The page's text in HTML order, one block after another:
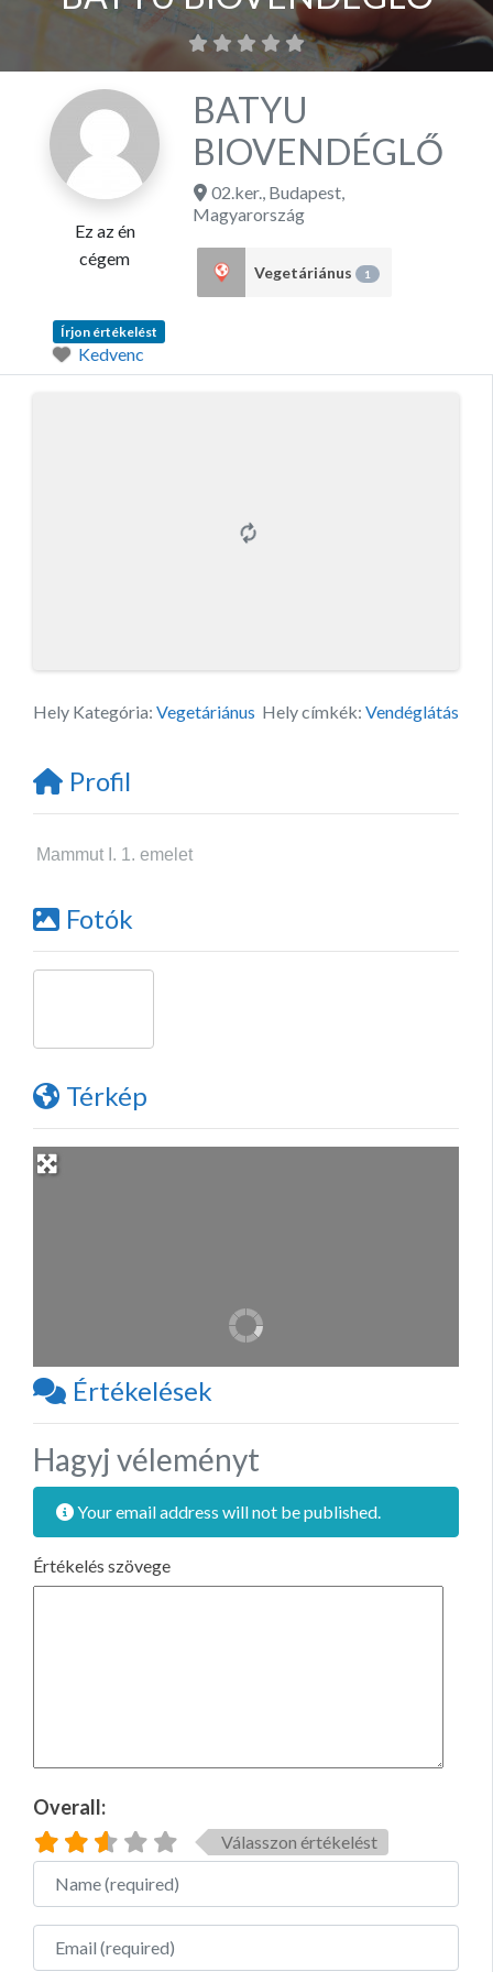
Ez az én
cégem
BATYU
BIOVENDÉGLŐ
02.ker., Budapest,
Magyarország
Vegetáriánus 1
Írjon értékelést
Kedvenc
Hely Kategória: Vegetáriánus Hely címkék: Vendéglátás
Profil
Mammut I. 1. emelet
Fotók
Térkép
Értékelések
Hagyj véleményt
Your email address will not be published.
Értékelés szövege
Overall:
Válasszon értékelést
Name
Email